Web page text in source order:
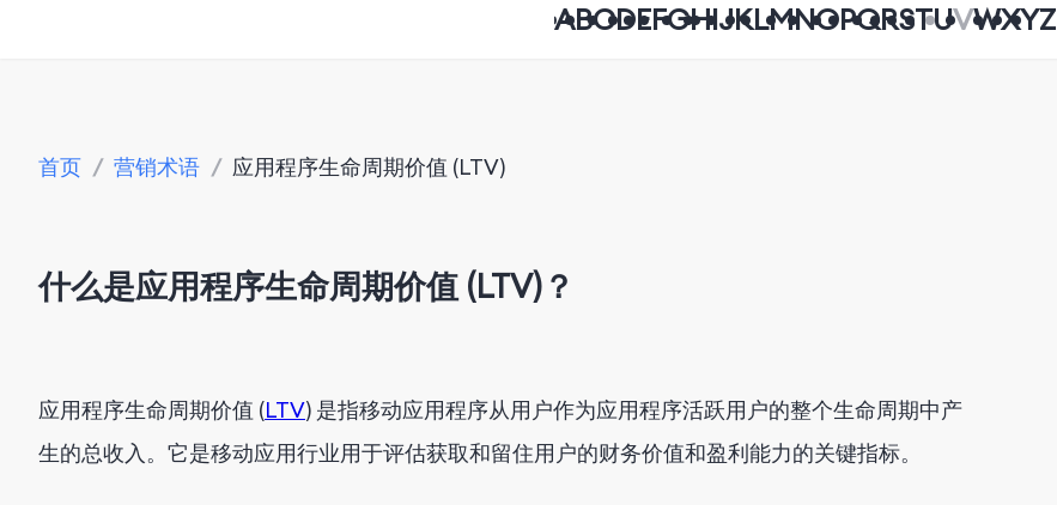
ABCDEFGHIJKLMNOPQRSTUVWXYZ
首页 / 营销术语 / 应用程序生命周期价值 (LTV)
什么是应用程序生命周期价值 (LTV)？
应用程序生命周期价值 (LTV) 是指移动应用程序从用户作为应用程序活跃用户的整个生命周期中产
生的总收入。它是移动应用行业用于评估获取和留住用户的财务价值和盈利能力的关键指标。